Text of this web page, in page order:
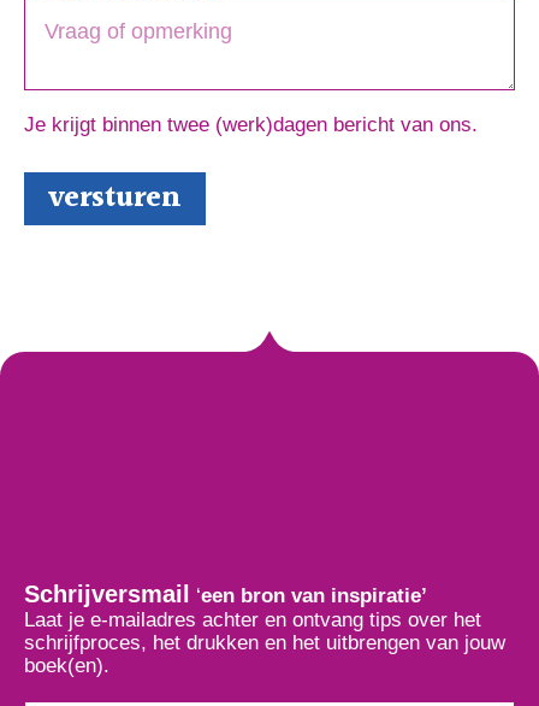
Je krijgt binnen twee (werk)dagen bericht van ons.
Schrijversmail ‘een bron van inspiratie’
Laat je e-mailadres achter en ontvang tips over het
schrijfproces, het drukken en het uitbrengen van jouw
boek(en).